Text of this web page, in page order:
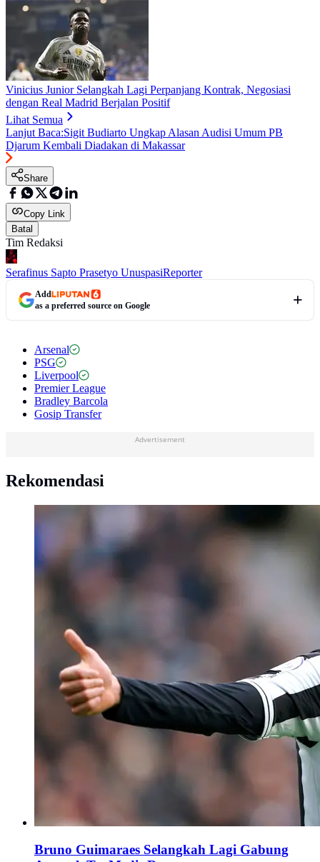
Vinicius Junior Selangkah Lagi Perpanjang Kontrak, Negosiasi
dengan Real Madrid Berjalan Positif
Lihat Semua
Lanjut Baca:Sigit Budiarto Ungkap Alasan Audisi Umum PB
Djarum Kembali Diadakan di Makassar
Share
Copy Link
Batal
Tim Redaksi
Serafinus Sapto Prasetyo UnuspasiReporter
Add
as a preferred source on Google
Arsenal
PSG
Liverpool
Premier League
Bradley Barcola
Gosip Transfer
Advertisement
Rekomendasi
Bruno Guimaraes Selangkah Lagi Gabung